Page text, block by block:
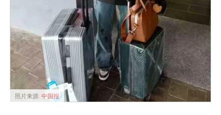
照片来源: 中国报